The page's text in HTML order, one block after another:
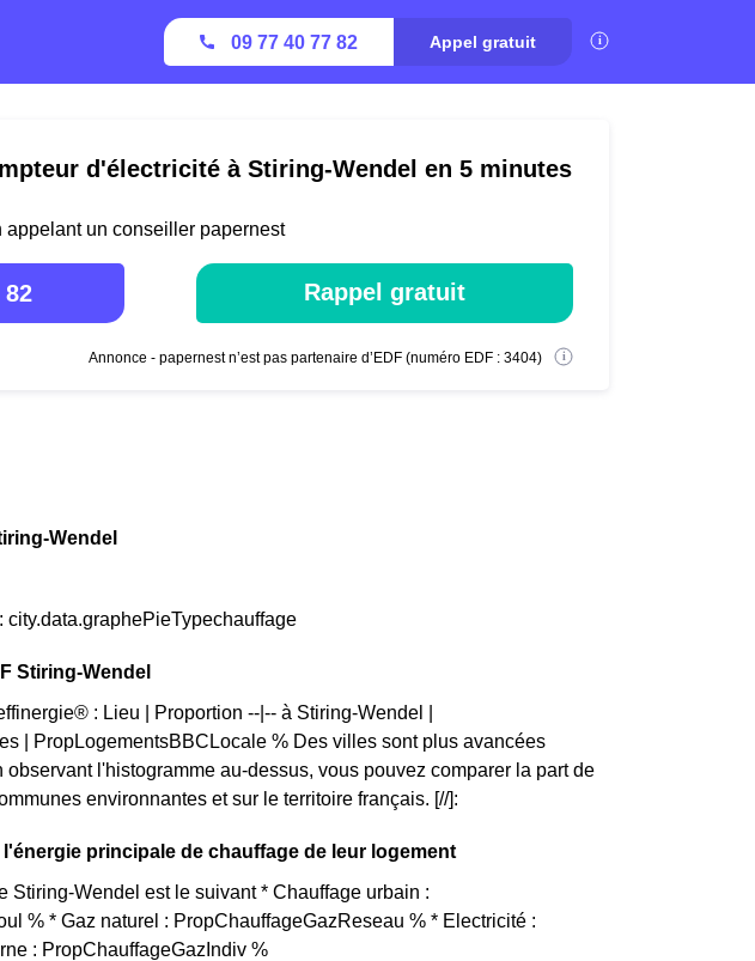
09 77 40 77 82 Appel gratuit
d'électricité à Stiring-Wendel en 5 minutes
un conseiller papernest
82 Rappel gratuit
Annonce - papernest n’est pas partenaire d’EDF (numéro EDF : 3404)
Wendel
city.data.graphePieTypechauffage
Stiring-Wendel
: Lieu | Proportion --|-- à Stiring-Wendel |
| PropLogementsBBCLocale % Des villes sont plus avancées
l'histogramme au-dessus, vous pouvez comparer la part de
environnantes et sur le territoire français. [//]:
principale de chauffage de leur logement
Stiring-Wendel est le suivant * Chauffage urbain :
% * Gaz naturel : PropChauffageGazReseau % * Electricité :
: PropChauffageGazIndiv %